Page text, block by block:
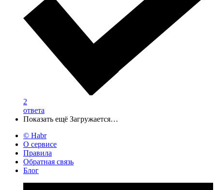
2
ответа
Показать ещё Загружается…
© Habr
О сервисе
Правила
Обратная связь
Блог